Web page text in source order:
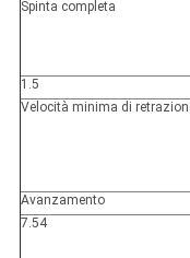
Spinta completa
1.5
Velocità minima di
Avanzamento
7.54